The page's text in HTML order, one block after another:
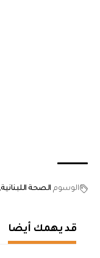
الوسوم الصحة اللبنانية
قد يهمك أيضا